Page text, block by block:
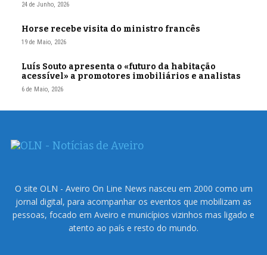
24 de Junho, 2026
Horse recebe visita do ministro francês
19 de Maio, 2026
Luís Souto apresenta o «futuro da habitação
acessível» a promotores imobiliários e analistas
6 de Maio, 2026
O site OLN - Aveiro On Line News nasceu em 2000 como um
jornal digital, para acompanhar os eventos que mobilizam as
pessoas, focado em Aveiro e municípios vizinhos mas ligado e
atento ao país e resto do mundo.